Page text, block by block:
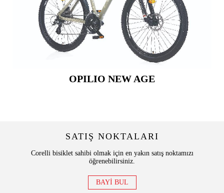
OPILIO NEW AGE
SATIŞ NOKTALARI
Corelli bisiklet sahibi olmak için en yakın satış noktamızı
öğrenebilirsiniz.
BAYİ BUL